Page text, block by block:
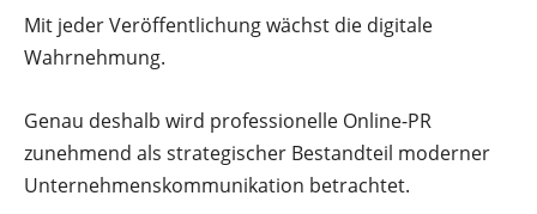
Mit jeder Veröffentlichung wächst die digitale
Wahrnehmung.
Genau deshalb wird professionelle Online-PR
zunehmend als strategischer Bestandteil moderner
Unternehmenskommunikation betrachtet.